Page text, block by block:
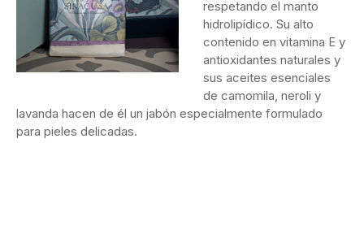
respetando el manto
hidrolipídico. Su alto
contenido en vitamina E y
antioxidantes naturales y
sus aceites esenciales
de camomila, neroli y
lavanda hacen de él un jabón especialmente formulado
para pieles delicadas.